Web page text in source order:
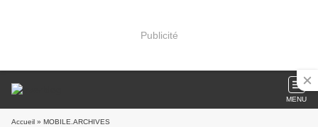
Publicité
MENU
Accueil » MOBILE.ARCHIVES